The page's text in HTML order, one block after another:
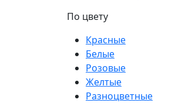
По цвету
Красные
Белые
Розовые
Желтые
Разноцветные